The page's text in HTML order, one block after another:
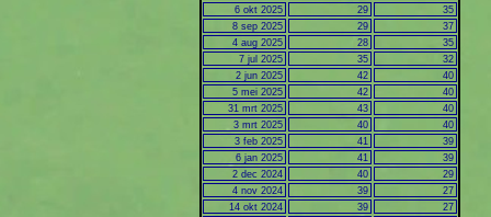
6 okt 2025
29
35
8 sep 2025
29
37
4 aug 2025
28
35
7 jul 2025
35
32
2 jun 2025
42
40
5 mei 2025
42
40
31 mrt 2025
43
40
3 mrt 2025
40
40
3 feb 2025
41
39
6 jan 2025
41
39
2 dec 2024
40
29
4 nov 2024
39
27
14 okt 2024
39
27